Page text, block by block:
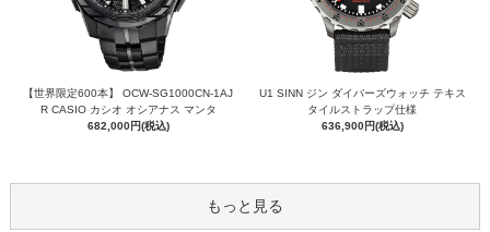
【世界限定600本】 OCW-SG1000CN-1AJ
R CASIO カシオ オシアナス マンタ
682,000円(税込)
U1 SINN ジン ダイバーズウォッチ テキス
タイルストラップ仕様
636,900円(税込)
もっと見る